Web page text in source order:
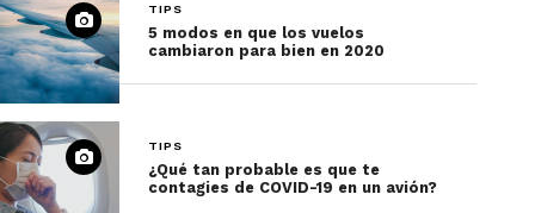
TIPS
5 modos en que los vuelos
cambiaron para bien en 2020
TIPS
¿Qué tan probable es que te
contagies de COVID-19 en un avión?